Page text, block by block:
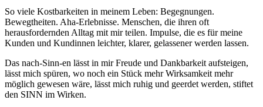
So viele Kostbarkeiten in meinem Leben: Begegnungen.
Bewegtheiten. Aha-Erlebnisse. Menschen, die ihren oft
herausfordernden Alltag mit mir teilen. Impulse, die es für meine
Kunden und Kundinnen leichter, klarer, gelassener werden lassen.
Das nach-Sinn-en lässt in mir Freude und Dankbarkeit aufsteigen,
lässt mich spüren, wo noch ein Stück mehr Wirksamkeit mehr
möglich gewesen wäre, lässt mich ruhig und geerdet werden, stiftet
den SINN im Wirken.